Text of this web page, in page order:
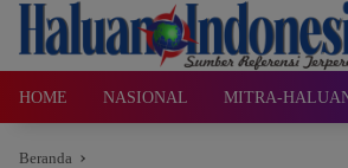
Langsung
HOME NASIONAL MITRA-
Beranda